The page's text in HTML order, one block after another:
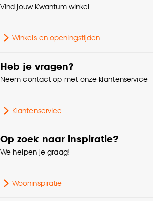
Vind jouw Kwantum winkel
Winkels en openingstijden
Heb je vragen?
Neem contact op met onze klantenservice
Klantenservice
Op zoek naar inspiratie?
We helpen je graag!
Wooninspiratie